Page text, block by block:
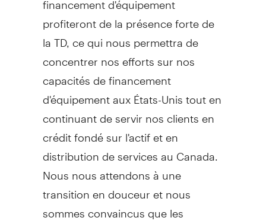
profiteront de la présence forte de
la TD, ce qui nous permettra de
concentrer nos efforts sur nos
capacités de financement
d'équipement aux États-Unis tout en
continuant de servir nos clients en
crédit fondé sur l'actif et en
distribution de services au Canada
Nous nous attendons à une
transition en douceur et nous
sommes convaincus que les